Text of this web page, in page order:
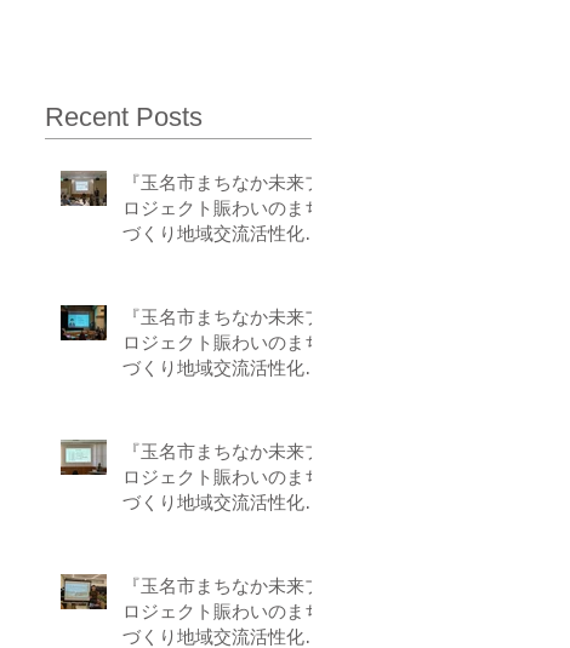
Recent Posts
『玉名市まちなか未来プ
ロジェクト賑わいのまち
づくり地域交流活性化事
『玉名市まちなか未来プ
ロジェクト賑わいのまち
づくり地域交流活性化事
『玉名市まちなか未来プ
ロジェクト賑わいのまち
づくり地域交流活性化事
『玉名市まちなか未来プ
ロジェクト賑わいのまち
づくり地域交流活性化事